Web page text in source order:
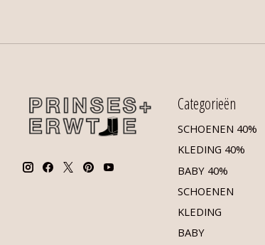
Categorieën
SCHOENEN 40%
KLEDING 40%
BABY 40%
SCHOENEN
KLEDING
BABY